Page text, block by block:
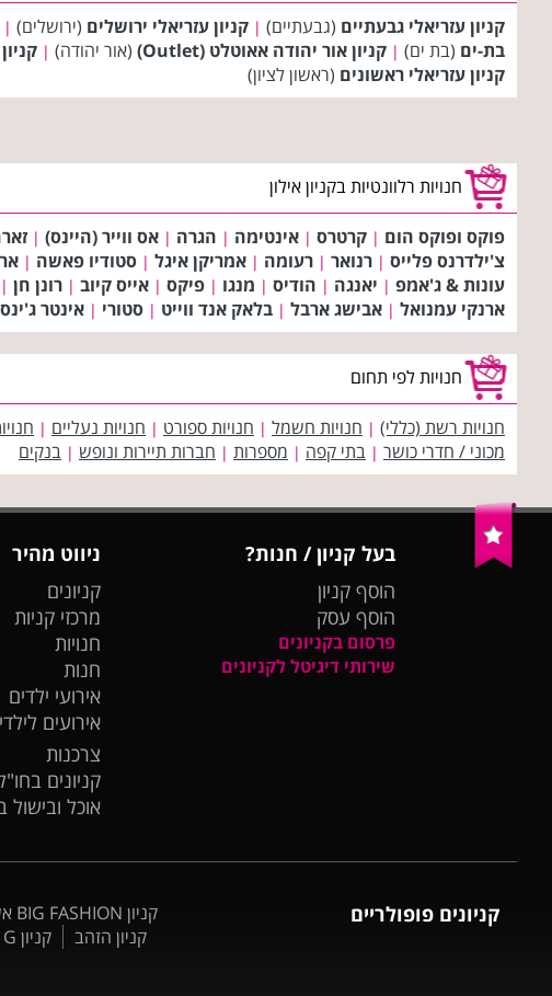
קניון עזריאלי גבעתיים (גבעתיים) | קניון עזריאלי ירושלים (ירושלים) |
בת-ים (בת ים) | קניון אור יהודה אאוטלט (Outlet) (אור יהודה) | קניון G כפר סבא
קניון עזריאלי ראשונים (ראשון לציון)
חנויות רלוונטיות בקניון אילון
פוקס ופוקס הום | קרטרס | אינטימה | הגרה | אס ווייר (היינס) |
צ'ילדרנס פלייס | רנואר | רעומה | אמריקן איגל | סטודיו פאשה |
עונות & ג'אמפ | יאנגה | הודיס | מנגו | פיקס | אייס קיוב | רונן חן |
ארנקי עמנואל | אבישג ארבל | בלאק אנד ווייט | סטורי | אינטר ג'ינס
חנויות לפי תחום
חנויות רשת (כללי) | חנויות חשמל | חנויות ספורט | חנויות נעליים |
מכוני / חדרי כושר | בתי קפה | מספרות | חברות תיירות ונופש | בנקים
בעל קניון / חנות?
הוסף קניון
הוסף עסק
פרסום בקניונים
שירותי דיגיטל לקניונים
ניווט מהיר
קניונים
מרכזי קניות
חנויות
חנות
אירועי ילדים
אירועים
צרכנות
קניונים
אוכל ובישול
קניונים פופולריים קניון BIG FASHION אשדוד
קניון הזהב
קניון G כפר סבא